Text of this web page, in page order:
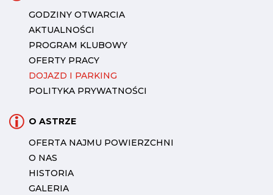
GODZINY OTWARCIA
AKTUALNOŚCI
PROGRAM KLUBOWY
OFERTY PRACY
DOJAZD I PARKING
POLITYKA PRYWATNOŚCI
O ASTRZE
OFERTA NAJMU POWIERZCHNI
O NAS
HISTORIA
GALERIA